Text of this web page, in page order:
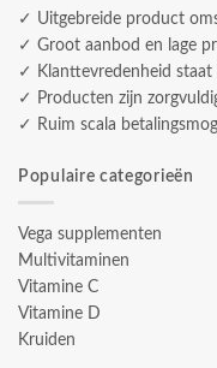
✓ Uitgebreide product
✓ Groot aanbod en lage
✓ Klanttevredenheid staat
✓ Producten zijn
✓ Ruim scala
Populaire categorieën
Vega supplementen
Multivitaminen
Vitamine C
Vitamine D
Kruiden